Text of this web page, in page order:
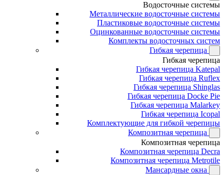
Водосточные системы
Металлические водосточные системы
Пластиковые водосточные системы
Оцинкованные водосточные системы
Комплекты водосточных систем
Гибкая черепица
Гибкая черепица
Гибкая черепица Katepal
Гибкая черепица Ruflex
Гибкая черепица Shinglas
Гибкая черепица Docke Pie
Гибкая черепица Malarkey
Гибкая черепица Icopal
Комплектующие для гибкой черепицы
Композитная черепица
Композитная черепица
Композитная черепица Decra
Композитная черепица Metrotile
Мансардные окна